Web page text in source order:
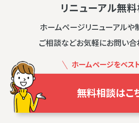
リニューアル無
ホームページリニューアルや
ご相談などお気軽にお問い合
ホームページをベス
無料相談はこ